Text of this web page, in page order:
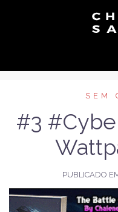
–
SEM
#3
PUBLICADO